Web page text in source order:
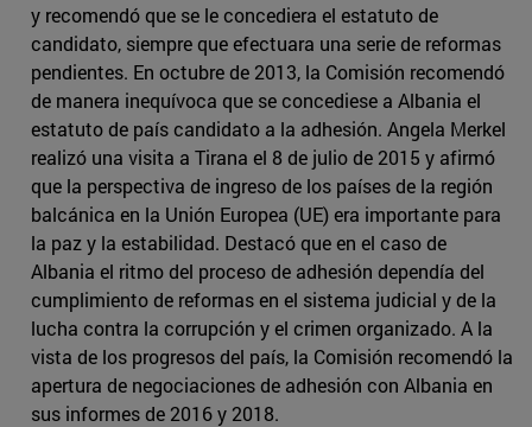
y recomendó que se le concediera el estatuto de
candidato, siempre que efectuara una serie de reformas
pendientes. En octubre de 2013, la Comisión recomendó
de manera inequívoca que se concediese a Albania el
estatuto de país candidato a la adhesión. Angela Merkel
realizó una visita a Tirana el 8 de julio de 2015 y afirmó
que la perspectiva de ingreso de los países de la región
balcánica en la Unión Europea (UE) era importante para
la paz y la estabilidad. Destacó que en el caso de
Albania el ritmo del proceso de adhesión dependía del
cumplimiento de reformas en el sistema judicial y de la
lucha contra la corrupción y el crimen organizado. A la
vista de los progresos del país, la Comisión recomendó la
apertura de negociaciones de adhesión con Albania en
sus informes de 2016 y 2018.